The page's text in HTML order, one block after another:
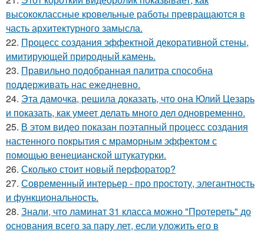
высококлассные кровельные работы превращаются в
часть архитектурного замысла.
22. Процесс создания эффектной декоративной стены,
имитирующей природный камень.
23. Правильно подобранная палитра способна
поддерживать нас ежедневно.
24. Эта дамочка, решила доказать, что она Юлий Цезарь
и показать, как умеет делать много дел одновременно.
25. В этом видео показан поэтапный процесс создания
настенного покрытия с мраморным эффектом с
помощью венецианской штукатурки.
26. Сколько стоит новый перфоратор?
27. Современный интерьер - про простоту, элегантность
и функциональность.
28. Знали, что ламинат 31 класса можно "Протереть" до
основания всего за пару лет, если уложить его в